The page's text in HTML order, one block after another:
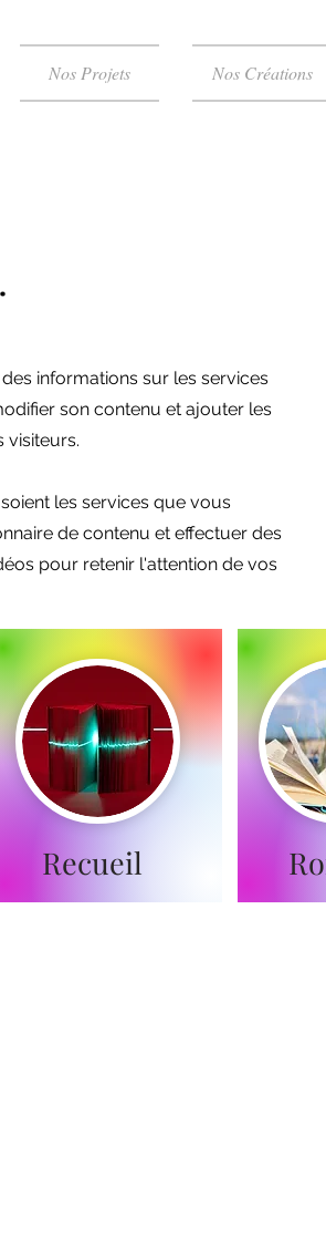
Nos Projets Nos Créations
informations sur les services
son contenu et ajouter les
visiteurs.
les services que vous
de contenu et effectuer des
pour retenir l'attention de vos
Recueil